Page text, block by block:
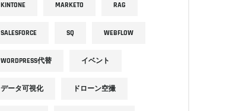
KINTONE MARKETO RAG
SALESFORCE SQ WEBFLOW
WORDPRESS代替 イベント
データ可視化 ドローン空撮